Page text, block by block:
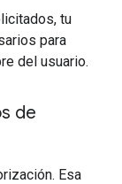
tu
para
del usuario.
de
Esa